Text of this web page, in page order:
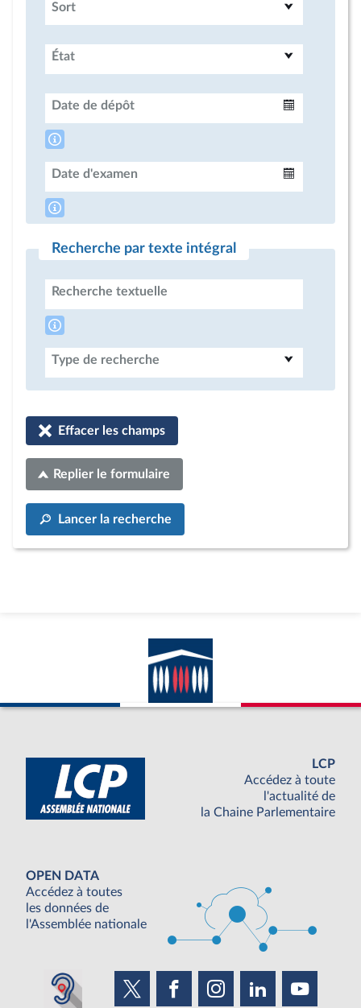
Sort
État
Date de dépôt
Date d'examen
Recherche par texte intégral
Recherche textuelle
Type de recherche
Effacer les champs
Replier le formulaire
Lancer la recherche
LCP
Accédez à toute
l'actualité de
la Chaine Parlementaire
OPEN DATA
Accédez à toutes
les données de
l'Assemblée nationale